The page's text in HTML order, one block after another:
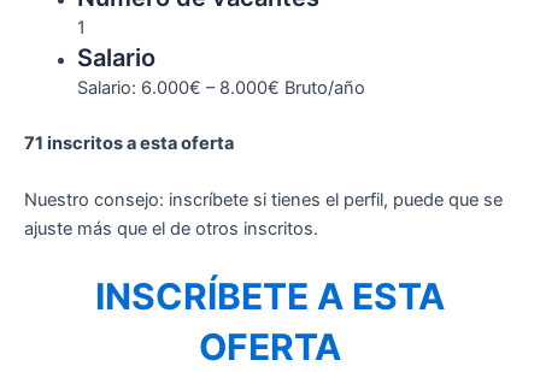
1
Salario
Salario: 6.000€ – 8.000€ Bruto/año
71 inscritos a esta oferta
Nuestro consejo: inscríbete si tienes el perfil, puede que se
ajuste más que el de otros inscritos.
INSCRÍBETE A ESTA
OFERTA